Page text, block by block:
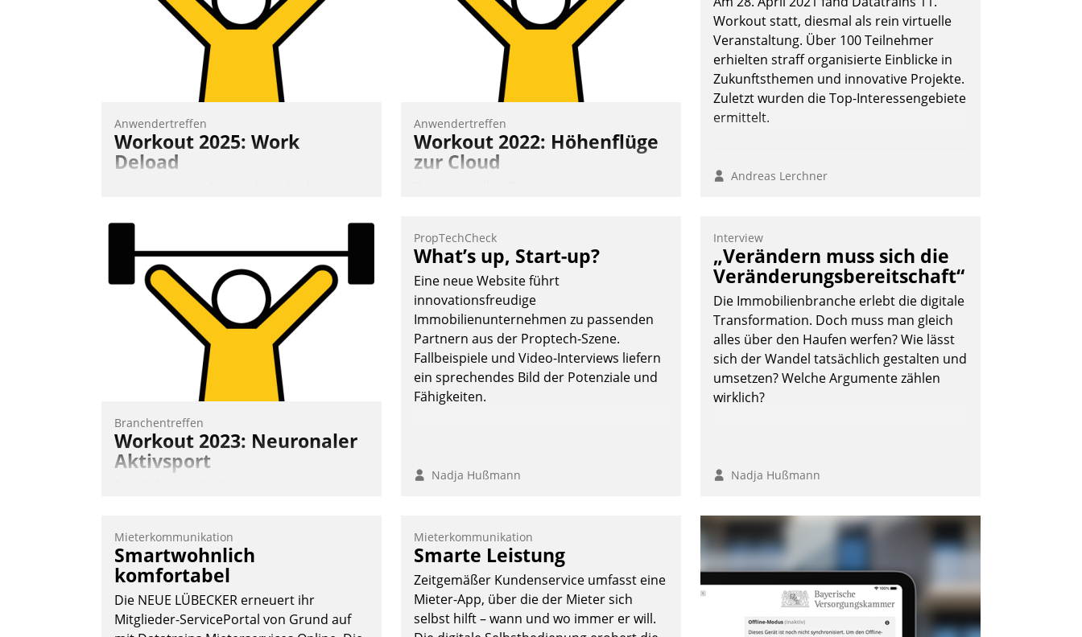
Nadja Hußmann
Anwendertreffen
Workout 2025: Work
Deload
Kunden- und Partnerkreis statt. Zentrale
meistern und Workloads wuppen – bei
zunehmend anspruchsvollen Aufgaben
und abnehmendem Nachwuchs?
Nadja Hußmann
Anwendertreffen
Workout 2022: Höhenflüge
zur Cloud
Teilnehmer kurzweilige Einblicke in
innovative Cloud-Strategien und -
Lösungen mit hohem Zukunftspotenzial.
Andreas Lerchner
Workout statt, diesmal als rein virtuelle
Veranstaltung. Über 100 Teilnehmer
erhielten straff organisierte Einblicke in
Zukunftsthemen und innovative Projekte.
Zuletzt wurden die Top-Interessengebiete
ermittelt.
Andreas Lerchner
Branchentreffen
Workout 2023: Neuronaler
Aktivsport
Vernetzungsideen fürs Quartier.
Dazwischen zeigte Datatrain, was es
Neues zu bieten hat.
PropTechCheck
What’s up, Start-up?
Eine neue Website führt
innovationsfreudige
Immobilienunternehmen zu passenden
Partnern aus der Proptech-Szene.
Fallbeispiele und Video-Interviews liefern
ein sprechendes Bild der Potenziale und
Fähigkeiten.
Nadja Hußmann
Interview
„Verändern muss sich die
Veränderungsbereitschaft“
Die Immobilienbranche erlebt die digitale
Transformation. Doch muss man gleich
alles über den Haufen werfen? Wie lässt
sich der Wandel tatsächlich gestalten und
umsetzen? Welche Argumente zählen
wirklich?
Nadja Hußmann
Mieterkommunikation
Smartwohnlich
komfortabel
Die NEUE LÜBECKER erneuert ihr
Mitglieder-ServicePortal von Grund auf
Mieterkommunikation
Smarte Leistung
Zeitgemäßer Kundenservice umfasst eine
Mieter-App, über die der Mieter sich
selbst hilft – wann und wo immer er will.